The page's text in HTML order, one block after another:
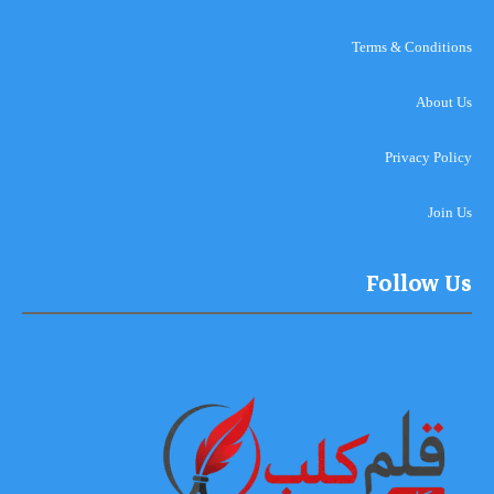
Terms & Conditions
About Us
Privacy Policy
Join Us
Follow Us